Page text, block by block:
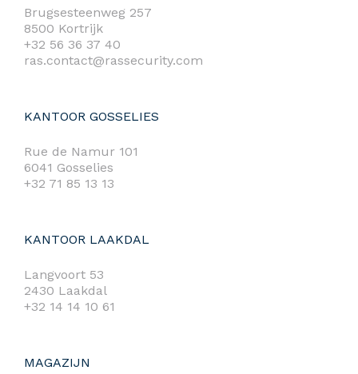
Brugsesteenweg 257
8500 Kortrijk
+32 56 36 37 40
ras.contact@rassecurity.com
KANTOOR GOSSELIES
Rue de Namur 101
6041 Gosselies
+32 71 85 13 13
KANTOOR LAAKDAL
Langvoort 53
2430 Laakdal
+32 14 14 10 61
MAGAZIJN